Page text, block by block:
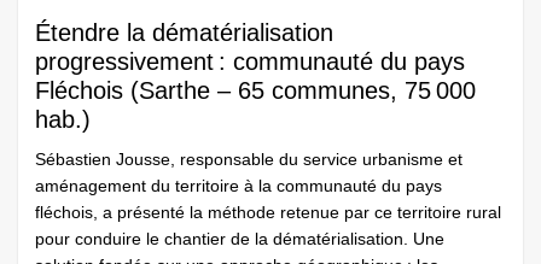
Étendre la dématérialisation
progressivement : communauté du pays
Fléchois (Sarthe – 65 communes, 75 000
hab.)
Sébastien Jousse, responsable du service urbanisme et
aménagement du territoire à la communauté du pays
fléchois, a présenté la méthode retenue par ce territoire rural
pour conduire le chantier de la dématérialisation. Une